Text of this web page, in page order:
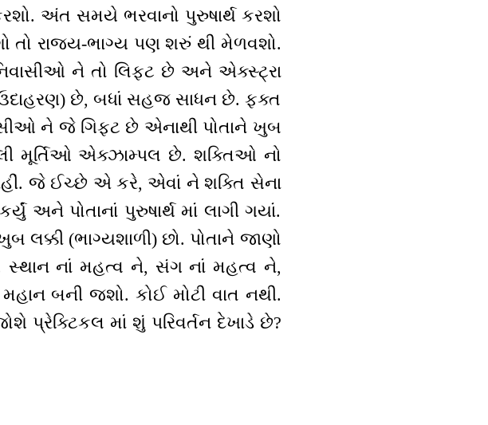
અંત સમયે ભરવાનો પુરુષાર્થ કરશો
તો રાજ્ય-ભાગ્ય પણ શરું થી મેળવશો.
ને તો લિફ્ટ છે અને એક્સ્ટ્રા
છે, બધાં સહજ સાધન છે. ફક્ત
ને જે ગિફ્ટ છે એનાથી પોતાને ખુબ
મૂર્તિઓ એક્ઝામ્પલ છે. શક્તિઓ નો
જે ઈચ્છે એ કરે, એવાં ને શક્તિ સેના
પોતાનાં પુરુષાર્થ માં લાગી ગયાં.
(ભાગ્યશાળી) છો. પોતાને જાણો
સ્થાન નાં મહત્વ ને, સંગ નાં મહત્વ ને,
બની જશો. કોઈ મોટી વાત નથી.
પ્રેક્ટિકલ માં શું પરિવર્તન દેખાડે છે?